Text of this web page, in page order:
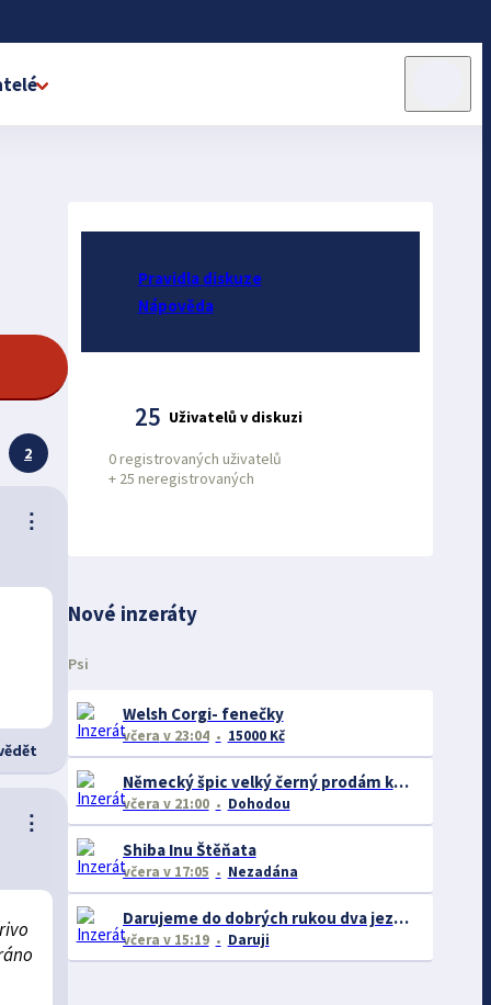
2
⋮
⋮
Pravidla diskuze
Nápověda
25 Uživatelů v diskuzi
0 registrovaných uživatelů
+ 25 neregistrovaných
Nové inzeráty
Psi
Welsh Corgi- fenečky
včera v 23:04 15000 Kč
Německý špic velký černý prodám krásná štěňata s PP - rarita
včera v 21:00 Dohodou
Shiba Inu Štěňata
včera v 17:05 Nezadána
Darujeme do dobrých rukou dva jezevčíky – ideálně společně
včera v 15:19 Daruji